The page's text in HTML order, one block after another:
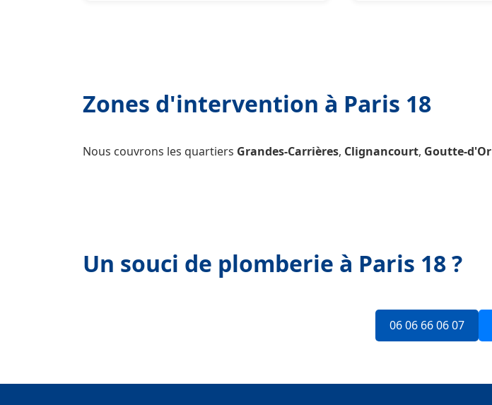
Zones d'intervention à Paris 18
Nous couvrons les quartiers Grandes-Carrières, Clignancourt, Goutte-d'Or
Un souci de plomberie à Paris 18 ?
06 06 66 06 07